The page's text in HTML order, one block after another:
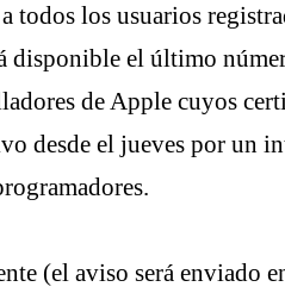
todos los usuarios
disponible el último
de Apple cuyos
desde el jueves por un
(el aviso será enviado